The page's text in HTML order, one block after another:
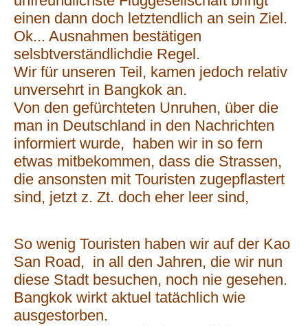
einen dann doch letztendlich an sein Ziel.
Ok... Ausnahmen bestätigen
selsbtverständlichdie Regel.
Wir für unseren Teil, kamen jedoch relativ
unversehrt in Bangkok an.
Von den gefürchteten Unruhen, über die
man in Deutschland in den Nachrichten
informiert wurde, haben wir in so fern
etwas mitbekommen, dass die Strassen,
die ansonsten mit Touristen zugepflastert
sind, jetzt z. Zt. doch eher leer sind,
So wenig Touristen haben wir auf der Kao
San Road, in all den Jahren, die wir nun
diese Stadt besuchen, noch nie gesehen.
Bangkok wirkt aktuel tatächlich wie
ausgestorben.